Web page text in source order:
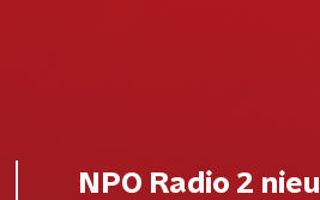
NPO Radio 2